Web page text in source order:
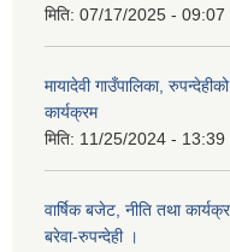
मिति: 07/17/2025 - 09:07
मायादेवी गाउँपालिका,
कार्यक्रम
मिति: 11/25/2024 - 13:39
वार्षिक बजेट, नीति तथा
बरेवा-रुपन्देही ।